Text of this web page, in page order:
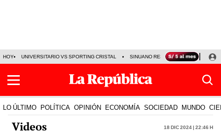
HOY UNIVERSITARIO VS SPORTING CRISTAL SINUANO RESULTADOS HOY
LO ÚLTIMO POLÍTICA OPINIÓN ECONOMÍA SOCIEDAD MUNDO
Videos 18 Dic 2024 | 22:46 h